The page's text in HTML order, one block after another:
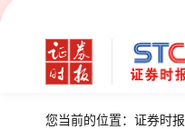
您当前的位置： 证券时报